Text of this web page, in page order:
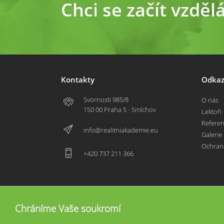
Chci se začít
Kontakty
Svornosti 985/8
150 00 Praha 5 - Smíchov
info@realitniakademie.eu
+420 737 211 366
O nás
Lektoři
Galerie
Chráníme Vaše soukromí